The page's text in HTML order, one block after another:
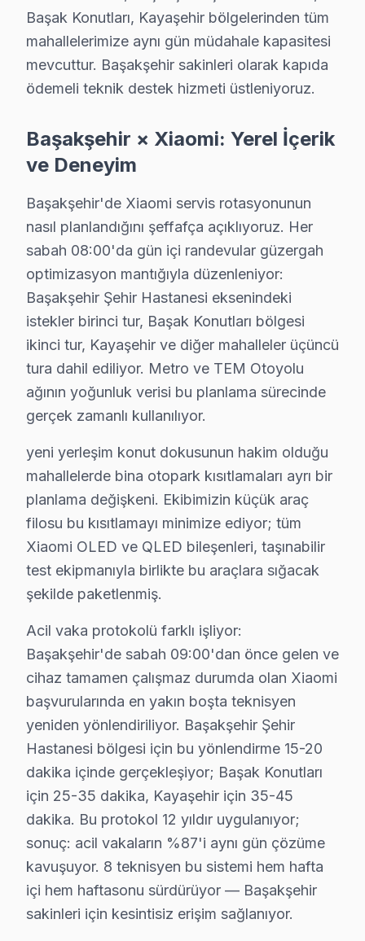
Başakşehir’in farklı mahallelerinde Xiaomi
Bölgede Xiaomi televizyonunuz'lerin arızalanma
Xiaomi ekran kullanıcılarının en sık başvurduğu
Xiaomi TV Arızasında Atılacak İlk Adımlar
Xiaomi ekran'lerde en sık karşılaşılan teknik
Diğer bir yaygın sorun ise "Yazılım Çökmesi"dir. Bu
"Anakart Arızası", Xiaomi televizyon'lerde bir diğer
"Güç Kartı Sorunları" da sıkça karşılaşılan bir
Son olarak, "Backlight Arızası", ekranın düzgün
Başakşehir bölgesinde, yukarıda belirtilen sorunlar
Başakşehir'de Xiaomi Servis Seçerken Dikkat
Altınşehir'de Xiaomi TV Servisi
Altınşehir, sakinleri arasında sıkça karşılaşılan
Bahçeşehir 1. Kısım'da Xiaomi TV Servisi
Bahçeşehir 1. Kısım, yeni yapılarla dolu bir bölge
Bahçeşehir 2. Kısım'da Xiaomi TV Servisi
Bahçeşehir 2. Kısım'da Xiaomi TV'lerde genellikle
Başak'ta Xiaomi TV Servisi
Başak Mahallesi, sakinlerinin Xiaomi
Başakşehir'de Xiaomi TV Servisi
Başakşehir genelinde, Xiaomi TV’lerde sıkça
Güvercintepe'de Xiaomi TV Servisi
Güvercintepe Mahallesi'nde, özellikle eski binalarda
Kayabaşı'nda Xiaomi TV Servisi
Kayabaşı, Xiaomi TV kullanıcılarının sıklıkla
Kayaşehir'de Xiaomi TV Servisi
Kayaşehir, Xiaomi televizyon'lerinde ekran yanması
Başak Konutları, Kayaşehir bölgelerinden tüm
mahallelerimize aynı gün müdahale kapasitesi
mevcuttur. Başakşehir sakinleri olarak kapıda
ödemeli teknik destek hizmeti üstleniyoruz.
Başakşehir × Xiaomi: Yerel İçerik
ve Deneyim
Başakşehir'de Xiaomi servis rotasyonunun
nasıl planlandığını şeffafça açıklıyoruz. Her
sabah 08:00'da gün içi randevular güzergah
optimizasyon mantığıyla düzenleniyor:
Başakşehir Şehir Hastanesi eksenindeki
istekler birinci tur, Başak Konutları bölgesi
ikinci tur, Kayaşehir ve diğer mahalleler üçüncü
tura dahil ediliyor. Metro ve TEM Otoyolu
ağının yoğunluk verisi bu planlama sürecinde
gerçek zamanlı kullanılıyor.
yeni yerleşim konut dokusunun hakim olduğu
mahallelerde bina otopark kısıtlamaları ayrı bir
planlama değişkeni. Ekibimizin küçük araç
filosu bu kısıtlamayı minimize ediyor; tüm
Xiaomi OLED ve QLED bileşenleri, taşınabilir
test ekipmanıyla birlikte bu araçlara sığacak
şekilde paketlenmiş.
Acil vaka protokolü farklı işliyor:
Başakşehir'de sabah 09:00'dan önce gelen ve
cihaz tamamen çalışmaz durumda olan Xiaomi
başvurularında en yakın boşta teknisyen
yeniden yönlendiriliyor. Başakşehir Şehir
Hastanesi bölgesi için bu yönlendirme 15-20
dakika içinde gerçekleşiyor; Başak Konutları
için 25-35 dakika, Kayaşehir için 35-45
dakika. Bu protokol 12 yıldır uygulanıyor;
sonuç: acil vakaların %87'i aynı gün çözüme
kavuşuyor. 8 teknisyen bu sistemi hem hafta
içi hem haftasonu sürdürüyor — Başakşehir
sakinleri için kesintisiz erişim sağlanıyor.